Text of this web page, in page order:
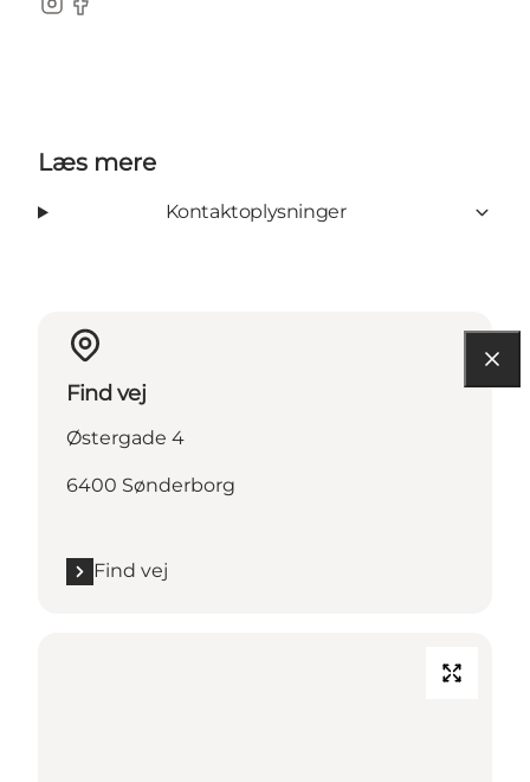
instagram
facebook
Læs mere
Kontaktoplysninger
Find vej
Østergade 4
6400 Sønderborg
Find vej